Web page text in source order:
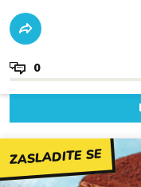
0
ZASLADITE SE